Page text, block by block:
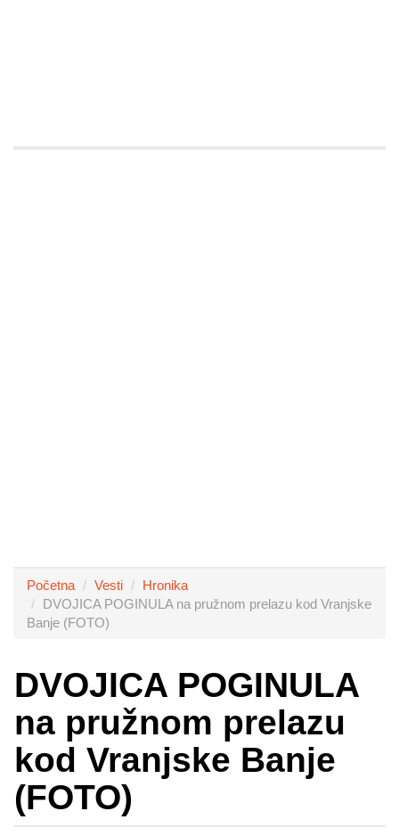
Početna Vesti
Hronika
DVOJICA POGINULA na pružnom prelazu kod Vranjske
Banje (FOTO)
DVOJICA POGINULA
na pružnom prelazu
kod Vranjske Banje
(FOTO)